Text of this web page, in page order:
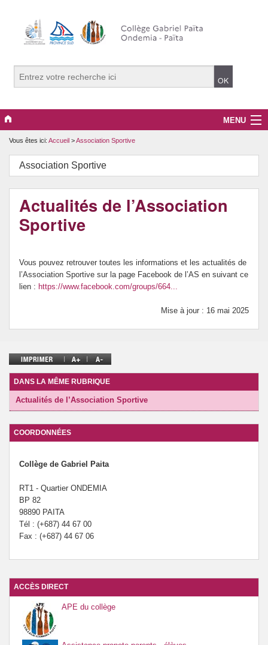
MENU
Actualités
Association Sportive
Classe Défense
Disciplines
Orientation
Préparation à l’ASSR
Vie Scolaire
Vous êtes ici: Accueil >Association Sportive
Association Sportive
Actualités de l’Association
Sportive
Vous pouvez retrouver toutes les informations et les actualités de
l’Association Sportive sur la page Facebook de l’AS en suivant ce
lien : https://www.facebook.com/groups/664...
Mise à jour : 16 mai 2025
DANS LA MÊME RUBRIQUE
Actualités de l’Association Sportive
COORDONNÉES
Collège de Gabriel Paita
RT1 - Quartier ONDEMIA
BP 82
98890 PAITA
Tél : (+687) 44 67 00
Fax : (+687) 44 67 06
ACCÈS DIRECT
APE du collège